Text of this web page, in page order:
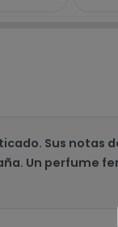
Sus notas
Un perfume